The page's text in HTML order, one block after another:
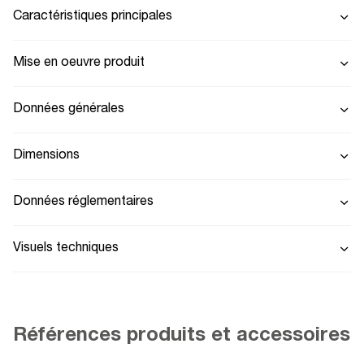
Caractéristiques principales
Mise en oeuvre produit
Données générales
Dimensions
Données réglementaires
Visuels techniques
Références produits et accessoires